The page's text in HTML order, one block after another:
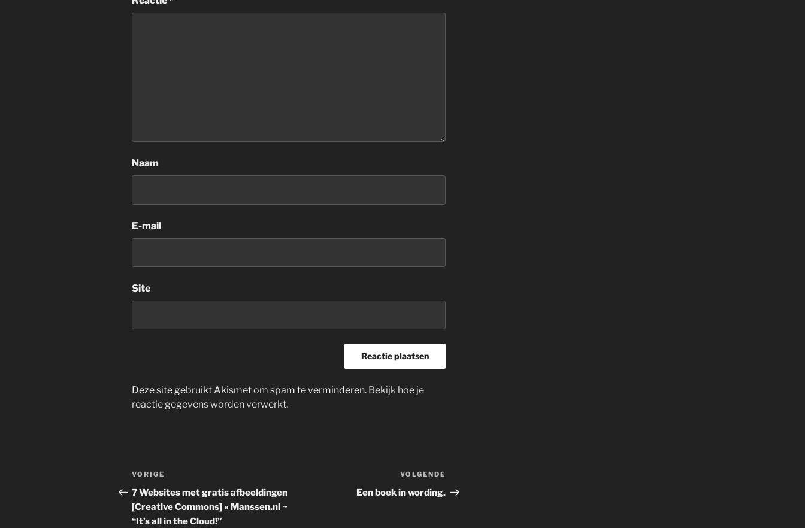
Naam
E-mail
Site
Deze site gebruikt Akismet om spam te verminderen. Bekijk hoe je
reactie gegevens worden verwerkt.
Bericht
navigatie
Vorig
bericht
VORIGE
7 Websites met gratis afbeeldingen
[Creative Commons] « Manssen.nl ~
“It’s all in the Cloud!”
bericht
VOLGENDE
Een boek in wording.